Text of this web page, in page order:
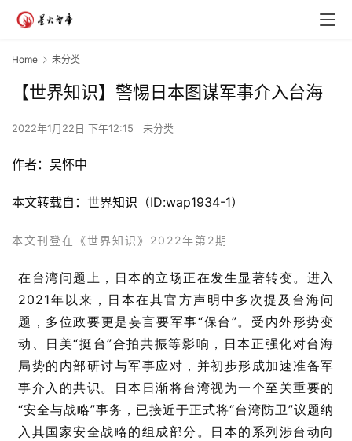
Home 未分类
【世界知识】警惕日本图谋军事介入台海
2022年1月22日 下午12:15 未分类
作者：吴怀中
本文转载自：世界知识（ID:wap1934-1）
本文刊登在《世界知识》2022年第2期
在台湾问题上，日本的立场正在发生显著转变。进入
2021年以来，日本在其官方声明中多次提及台海问
题，多位政要更是妄言要军事“保台”。受内外形势变
动、日美“挺台”合拍共振等影响，日本正强化对台海
局势的内部研讨与军事应对，并初步形成加速准备军
事介入的共识。日本日渐将台湾视为一个至关重要的
“安全与战略”事务，已接近于正式将“台湾防卫”议题纳
入其国家安全战略的组成部分。日本的系列涉台动向